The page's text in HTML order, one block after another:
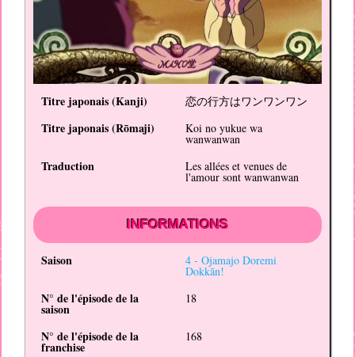
Titre japonais (Kanji) 恋の行方はワンワンワン
Titre japonais (Rōmaji) Koi no yukue wa
wanwanwan
Traduction Les allées et venues de
l'amour sont wanwanwan
INFORMATIONS
Saison 4 - Ojamajo Doremi
Dokkān!
N° de l'épisode de la
saison
18
N° de l'épisode de la
franchise
168